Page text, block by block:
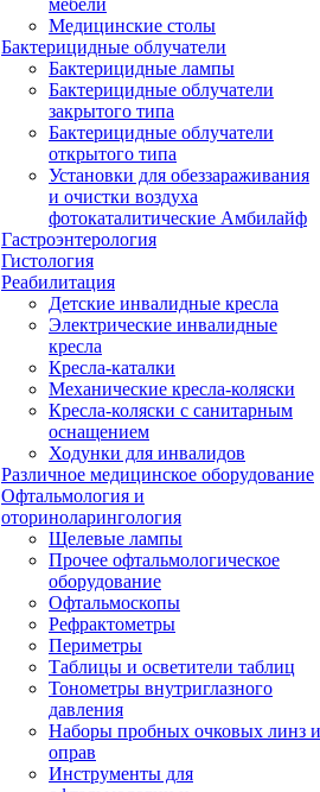
мебели
Медицинские столы
Бактерицидные облучатели
Бактерицидные лампы
Бактерицидные облучатели
закрытого типа
Бактерицидные облучатели
открытого типа
Установки для обеззараживания
и очистки воздуха
фотокаталитические Амбилайф
Гастроэнтерология
Гистология
Реабилитация
Детские инвалидные кресла
Электрические инвалидные
кресла
Кресла-каталки
Механические кресла-коляски
Кресла-коляски с санитарным
оснащением
Ходунки для инвалидов
Различное медицинское оборудование
Офтальмология и
оториноларингология
Щелевые лампы
Прочее офтальмологическое
оборудование
Офтальмоскопы
Рефрактометры
Периметры
Таблицы и осветители таблиц
Тонометры внутриглазного
давления
Наборы пробных очковых линз и
оправ
Инструменты для